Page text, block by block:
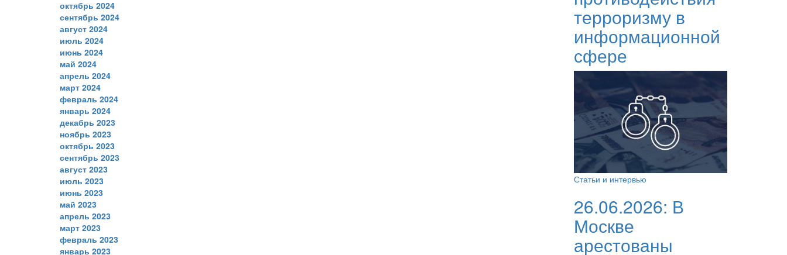
октябрь 2024
сентябрь 2024
август 2024
июль 2024
июнь 2024
май 2024
апрель 2024
март 2024
февраль 2024
январь 2024
декабрь 2023
ноябрь 2023
октябрь 2023
сентябрь 2023
август 2023
июль 2023
июнь 2023
май 2023
апрель 2023
март 2023
февраль 2023
январь 2023
терроризму в
информационной
сфере
Статьи и интервью
26.06.2026: В
Москве
арестованы